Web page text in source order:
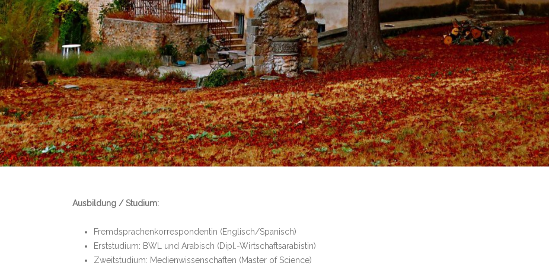
Ausbildung / Studium:
Fremdsprachenkorrespondentin (Englisch/Spanisch)
Erststudium: BWL und Arabisch (Dipl.-Wirtschaftsarabistin)
Zweitstudium: Medienwissenschaften (Master of Science)